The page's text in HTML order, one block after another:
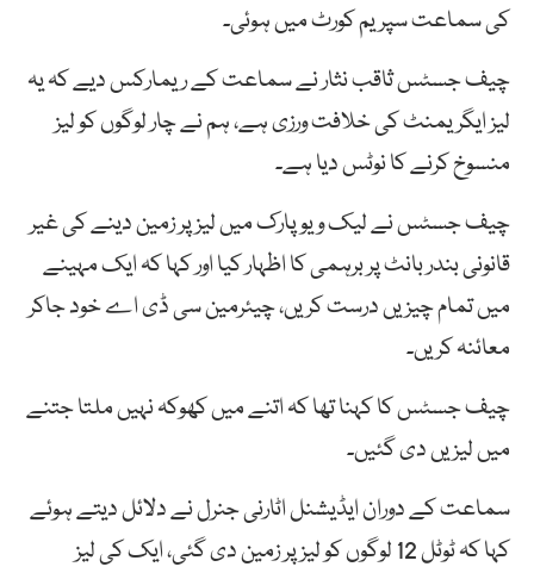
کی سماعت سپریم کورٹ میں ہوئی۔
چیف جسٹس ثاقب نثار نے سماعت کے ریمارکس دیے کہ یہ
لیز ایگریمنٹ کی خلافت ورزی ہے، ہم نے چار لوگوں کو لیز
منسوخ کرنے کا نوٹس دیا ہے۔
چیف جسٹس نے لیک ویو پارک میں لیز پر زمین دینے کی غیر
قانونی بندر بانٹ پر برہمی کا اظہار کیا اور کہا کہ ایک مہینے
میں تمام چیزیں درست کریں، چیئرمین سی ڈی اے خود جاکر
معائنہ کریں۔
چیف جسٹس کا کہنا تھا کہ اتنے میں کھوکہ نہیں ملتا جتنے
میں لیزیں دی گئیں۔
سماعت کے دوران ایڈیشنل اٹارنی جنرل نے دلائل دیتے ہوئے
کہا کہ ٹوٹل 12 لوگوں کو لیز پر زمین دی گئی، ایک کی لیز